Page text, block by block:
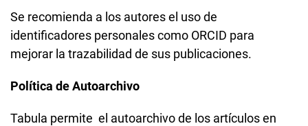
Se recomienda a los autores el uso de
identificadores personales como ORCID para
mejorar la trazabilidad de sus publicaciones.
Política de Autoarchivo
Tabula permite el autoarchivo de los artículos en